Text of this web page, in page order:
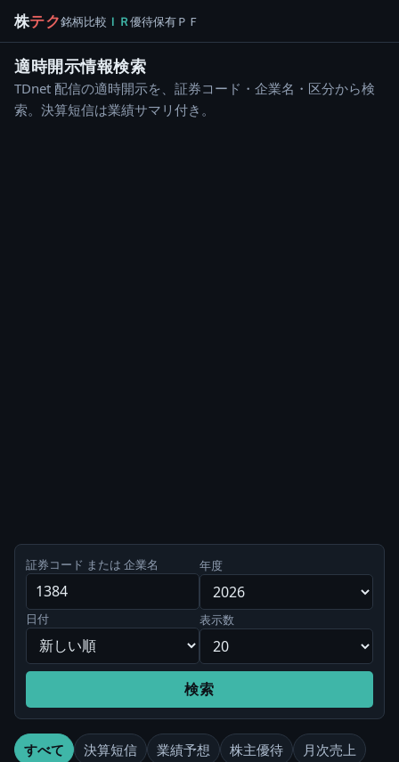
株テク銘柄比較 ＩＲ優待保有ＰＦ
適時開示情報検索
TDnet 配信の適時開示を、証券コード・企業名・区分から検
索。決算短信は業績サマリ付き。
証券コード または 企業名 年度
日付 表示数
検索
すべて 決算短信 業績予想 株主優待
月次売上